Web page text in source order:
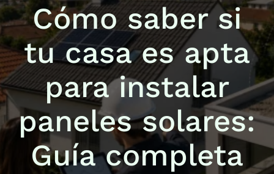
Cómo saber si
tu casa es apta
para instalar
paneles solares:
Guía completa